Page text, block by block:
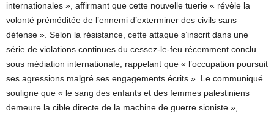
internationales », affirmant que cette nouvelle tuerie « révèle la
volonté préméditée de l’ennemi d’exterminer des civils sans
défense ». Selon la résistance, cette attaque s’inscrit dans une
série de violations continues du cessez-le-feu récemment conclu
sous médiation internationale, rappelant que « l’occupation poursuit
ses agressions malgré ses engagements écrits ». Le communiqué
souligne que « le sang des enfants et des femmes palestiniens
demeure la cible directe de la machine de guerre sioniste »,